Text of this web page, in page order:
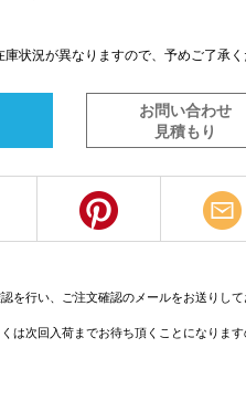
状況が異なりますので、予めご了承く
お問い合わせ
見積もり
を行い、ご注文確認のメールをお送りして
は次回入荷までお待ち頂くことになります